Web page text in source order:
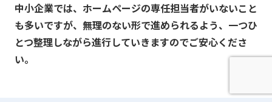
中小企業では、ホームページの専任担当者がいないこと
も多いですが、 無理のない形で進められるよう、 一つひ
とつ整理しながら進行していきますのでご安心くださ
い。